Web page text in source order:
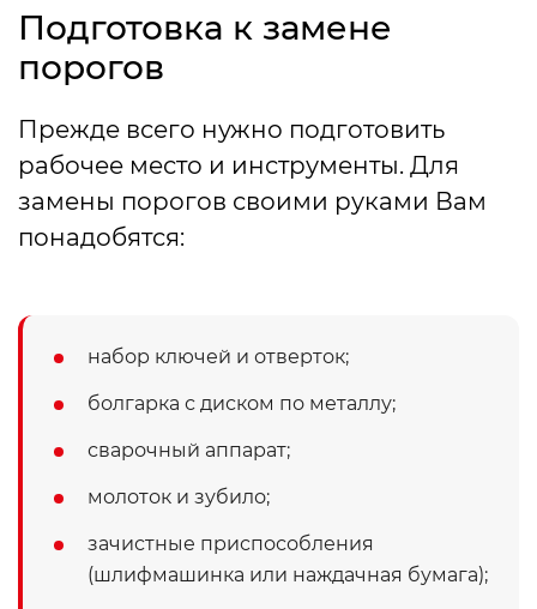
Подготовка к замене
порогов
Прежде всего нужно подготовить
рабочее место и инструменты. Для
замены порогов своими руками Вам
понадобятся:
набор ключей и отверток;
болгарка с диском по металлу;
сварочный аппарат;
молоток и зубило;
зачистные приспособления
(шлифмашинка или наждачная бумага);